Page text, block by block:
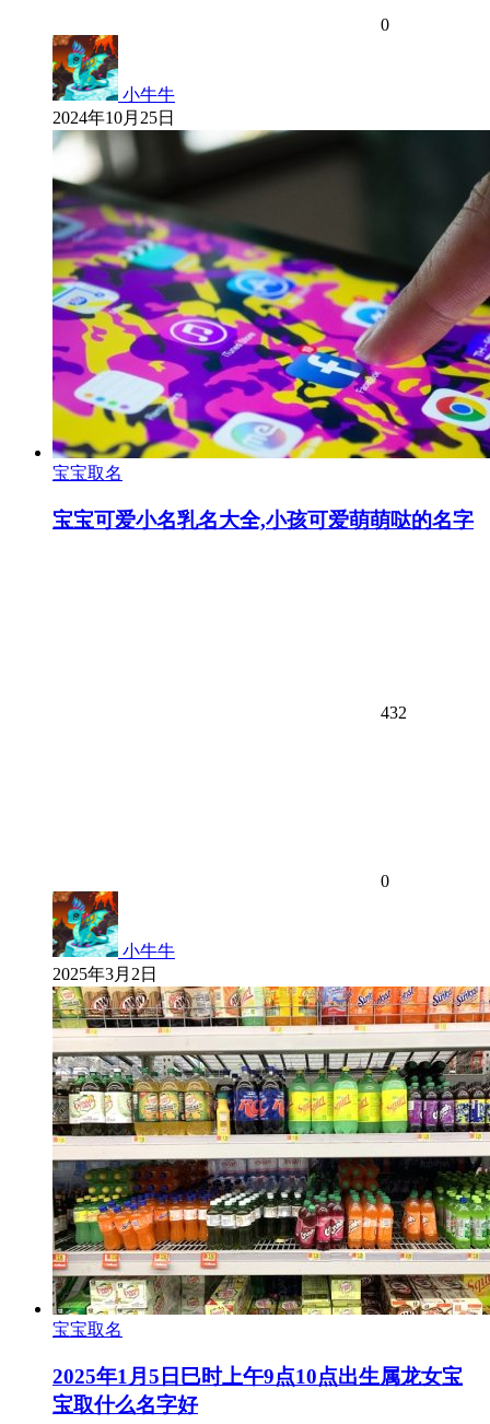
0
小牛牛
2024年10月25日
宝宝取名
宝宝可爱小名乳名大全,小孩可爱萌萌哒的名字
432
0
小牛牛
2025年3月2日
宝宝取名
2025年1月5日巳时上午9点10点出生属龙女宝
宝取什么名字好